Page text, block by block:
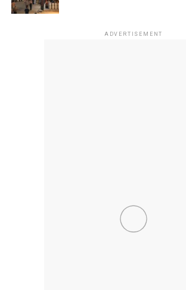
ADVERTISEMENT